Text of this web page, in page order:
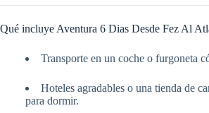
Qué incluye Aventura 6 Dias Desde Fez Al
Transporte en un coche o furgoneta
Hoteles agradables o una tienda de
para dormir.